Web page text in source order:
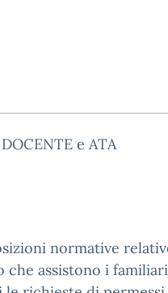
e ATA
normative
assistono i